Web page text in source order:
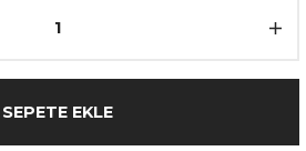
SEPETE EKLE